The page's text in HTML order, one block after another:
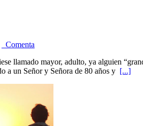
Comenta
llamado mayor, adulto, ya alguien
a un Señor y Señora de 80 años y [...]